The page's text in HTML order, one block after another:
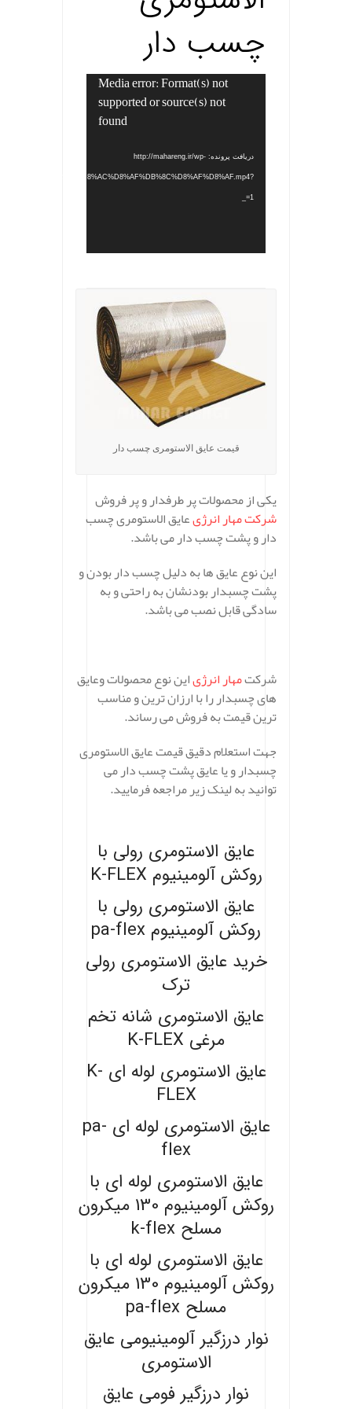
چسب دار
Media error: Format(s) not
supported or source(s) not
found
دریافت پرونده: http://mahareng.ir/wp-
uploads/2022/12/%D8%AC%D8%AF%DB%8C%D8%AF%D8%AF.mp4?
_=1
قیمت عایق الاستومری چسب دار
یکی از محصولات پر طرفدار و پر فروش
شرکت مهار انرژیعایق الاستومری چسب
دار و پشت چسب دار می باشد.
این نوع عایق ها به دلیل چسب دار بودن و
پشت چسبدار بودنشان به راحتی و به
سادگی قابل نصب می باشد.
شرکتمهار انرژیاین نوع محصولات وعایق
های چسبدار را با ارزان ترین و مناسب
ترین قیمت به فروش می رساند.
جهت استعلام دقیق قیمت عایق الاستومری
چسبدار و یا عایق پشت چسب دار می
توانید به لینک زیر مراجعه فرمایید.
عایق الاستومری رولی با
روکش آلومینیوم K-FLEX
عایق الاستومری رولی با
روکش آلومینیوم pa-flex
خرید عایق الاستومری رولی
ترک
عایق الاستومری شانه تخم
مرغی K-FLEX
عایق الاستومری لوله ای K-
FLEX
عایق الاستومری لوله ای pa-
flex
عایق الاستومری لوله ای با
روکش آلومینیوم 130 میکرون
مسلح k-flex
عایق الاستومری لوله ای با
روکش آلومینیوم 130 میکرون
مسلح pa-flex
نوار درزگیر آلومینیومی عایق
الاستومری
نوار درزگیر فومی عایق